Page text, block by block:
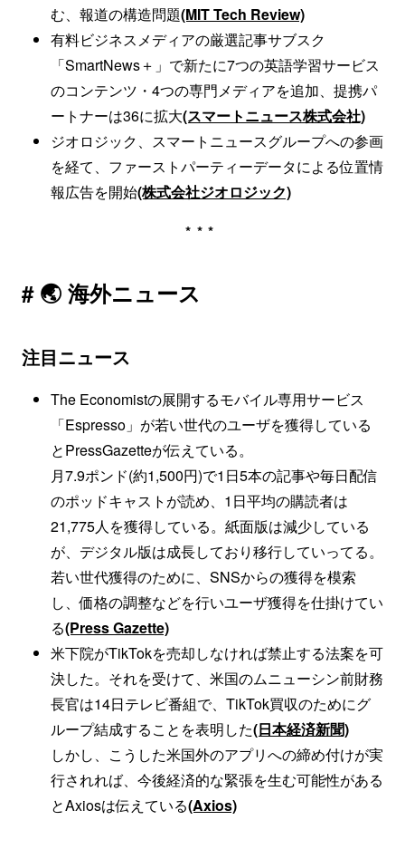
む、報道の構造問題(MIT Tech Review)
有料ビジネスメディアの厳選記事サブスク
「SmartNews＋」で新たに7つの英語学習サービス
のコンテンツ・4つの専門メディアを追加、提携パ
ートナーは36に拡大(スマートニュース株式会社)
ジオロジック、スマートニュースグループへの参画
を経て、ファーストパーティーデータによる位置情
報広告を開始(株式会社ジオロジック)
***
# 🌏 海外ニュース
注目ニュース
The Economistの展開するモバイル専用サービス
「Espresso」が若い世代のユーザを獲得している
とPressGazetteが伝えている。
月7.9ポンド(約1,500円)で1日5本の記事や毎日配信
のポッドキャストが読め、1日平均の購読者は
21,775人を獲得している。紙面版は減少している
が、デジタル版は成長しており移行していってる。
若い世代獲得のために、SNSからの獲得を模索
し、価格の調整などを行いユーザ獲得を仕掛けてい
る(Press Gazette)
米下院がTikTokを売却しなければ禁止する法案を可
決した。それを受けて、米国のムニューシン前財務
長官は14日テレビ番組で、TikTok買収のためにグ
ループ結成することを表明した(日本経済新聞)
しかし、こうした米国外のアプリへの締め付けが実
行されれば、今後経済的な緊張を生む可能性がある
とAxiosは伝えている(Axios)